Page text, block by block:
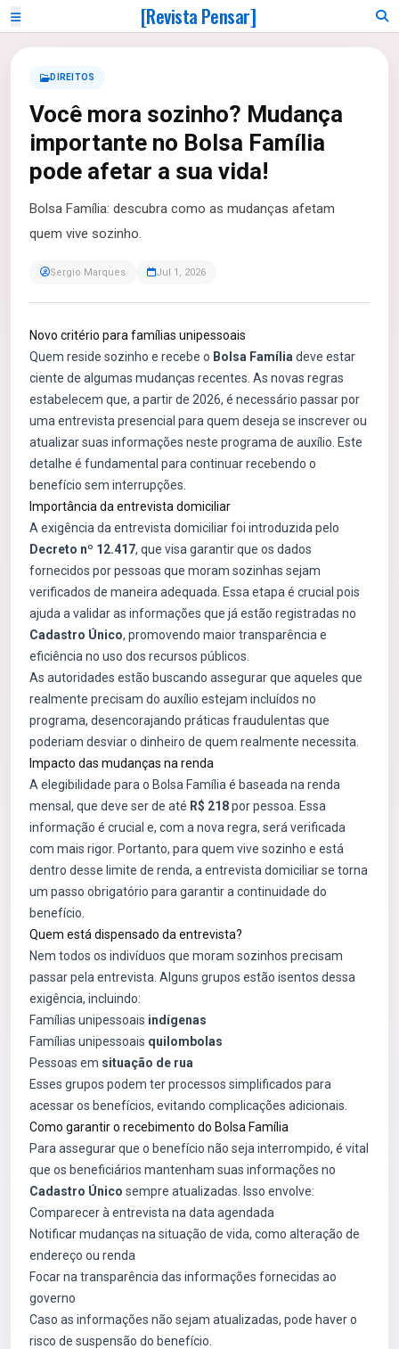
[Revista Pensar]
DIREITOS
Você mora sozinho? Mudança
importante no Bolsa Família
pode afetar a sua vida!
Bolsa Família: descubra como as mudanças afetam
quem vive sozinho.
Sergio Marques Jul 1, 2026
Novo critério para famílias unipessoais
Quem reside sozinho e recebe o Bolsa Família deve estar
ciente de algumas mudanças recentes. As novas regras
estabelecem que, a partir de 2026, é necessário passar por
uma entrevista presencial para quem deseja se inscrever ou
atualizar suas informações neste programa de auxílio. Este
detalhe é fundamental para continuar recebendo o
benefício sem interrupções.
Importância da entrevista domiciliar
A exigência da entrevista domiciliar foi introduzida pelo
Decreto nº 12.417, que visa garantir que os dados
fornecidos por pessoas que moram sozinhas sejam
verificados de maneira adequada. Essa etapa é crucial pois
ajuda a validar as informações que já estão registradas no
Cadastro Único, promovendo maior transparência e
eficiência no uso dos recursos públicos.
As autoridades estão buscando assegurar que aqueles que
realmente precisam do auxílio estejam incluídos no
programa, desencorajando práticas fraudulentas que
poderiam desviar o dinheiro de quem realmente necessita.
Impacto das mudanças na renda
A elegibilidade para o Bolsa Família é baseada na renda
mensal, que deve ser de até R$ 218por pessoa. Essa
informação é crucial e, com a nova regra, será verificada
com mais rigor. Portanto, para quem vive sozinho e está
dentro desse limite de renda, a entrevista domiciliar se torna
um passo obrigatório para garantir a continuidade do
benefício.
Quem está dispensado da entrevista?
Nem todos os indivíduos que moram sozinhos precisam
passar pela entrevista. Alguns grupos estão isentos dessa
exigência, incluindo:
Famílias unipessoais indígenas
Famílias unipessoais quilombolas
Pessoas em situação de rua
Esses grupos podem ter processos simplificados para
acessar os benefícios, evitando complicações adicionais.
Como garantir o recebimento do Bolsa Família
Para assegurar que o benefício não seja interrompido, é vital
que os beneficiários mantenham suas informações no
Cadastro Único sempre atualizadas. Isso envolve:
Comparecer à entrevista na data agendada
Notificar mudanças na situação de vida, como alteração de
endereço ou renda
Focar na transparência das informações fornecidas ao
governo
Caso as informações não sejam atualizadas, pode haver o
risco de suspensão do benefício.